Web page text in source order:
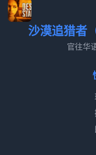
沙漠追猎者
官往华